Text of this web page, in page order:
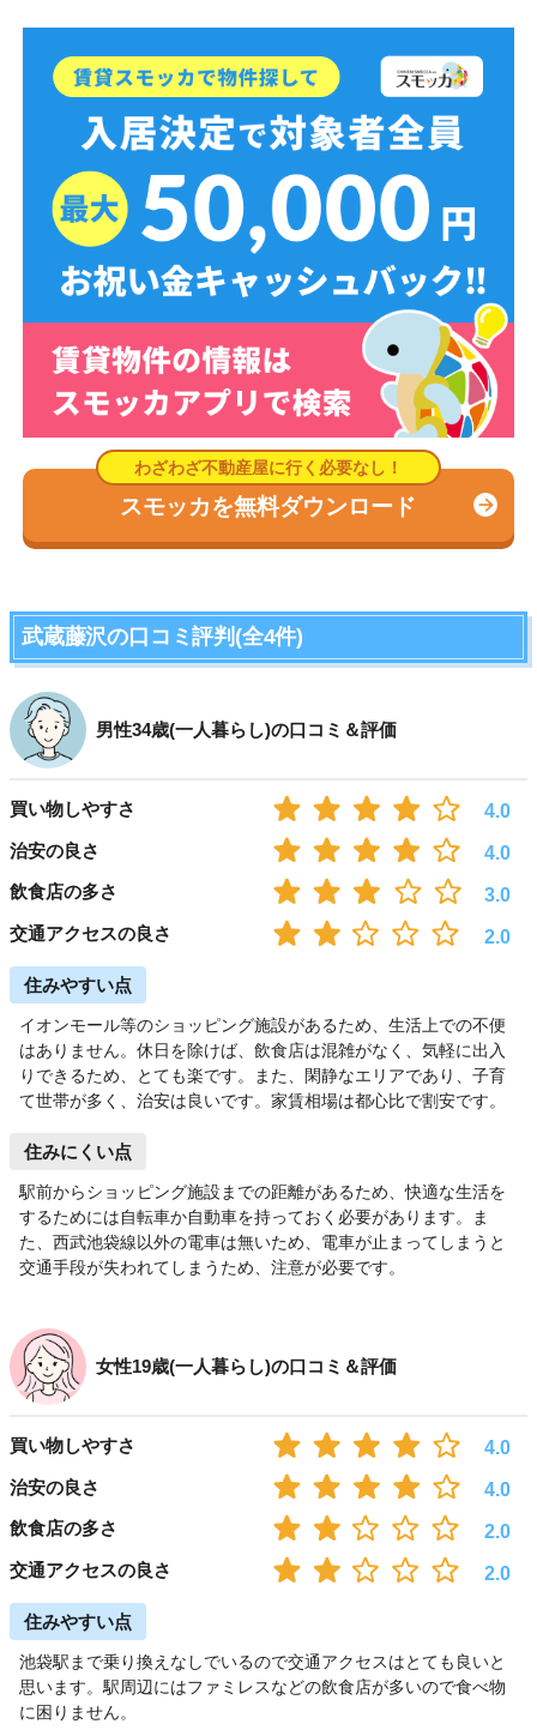
スモッカを無料ダウンロード
武蔵藤沢の口コミ評判(全4件)
男性34歳(一人暮らし)の口コミ＆評価
買い物しやすさ
4.0
治安の良さ
4.0
飲食店の多さ
3.0
交通アクセスの良さ
2.0
住みやすい点
イオンモール等のショッピング施設があるため、生活上での不便
はありません。休日を除けば、飲食店は混雑がなく、気軽に出入
りできるため、とても楽です。また、閑静なエリアであり、子育
て世帯が多く、治安は良いです。家賃相場は都心比で割安です。
住みにくい点
駅前からショッピング施設までの距離があるため、快適な生活を
するためには自転車か自動車を持っておく必要があります。ま
た、西武池袋線以外の電車は無いため、電車が止まってしまうと
交通手段が失われてしまうため、注意が必要です。
女性19歳(一人暮らし)の口コミ＆評価
買い物しやすさ
4.0
治安の良さ
4.0
飲食店の多さ
2.0
交通アクセスの良さ
2.0
住みやすい点
池袋駅まで乗り換えなしでいるので交通アクセスはとても良いと
思います。駅周辺にはファミレスなどの飲食店が多いので食べ物
に困りません。